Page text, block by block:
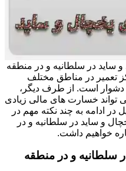
و ساید در سلطانیه و در منطقه
تعمیر در مناطق مختلف
دشوار است. از طرف دیگر،
تواند خسارت های مالی زیادی
در ادامه به چند نکته مهم در
و ساید در سلطانیه و در
خواهیم داشت.
سلطانیه و در منطقه